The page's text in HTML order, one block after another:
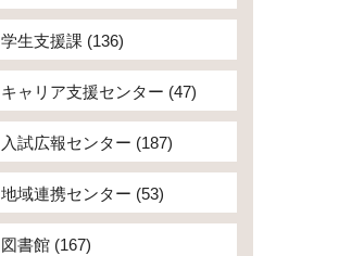
学生支援課 (136)
キャリア支援センター (47)
入試広報センター (187)
地域連携センター (53)
図書館 (167)